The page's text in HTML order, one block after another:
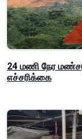
24 மணி நேர
எச்சரிக்கை